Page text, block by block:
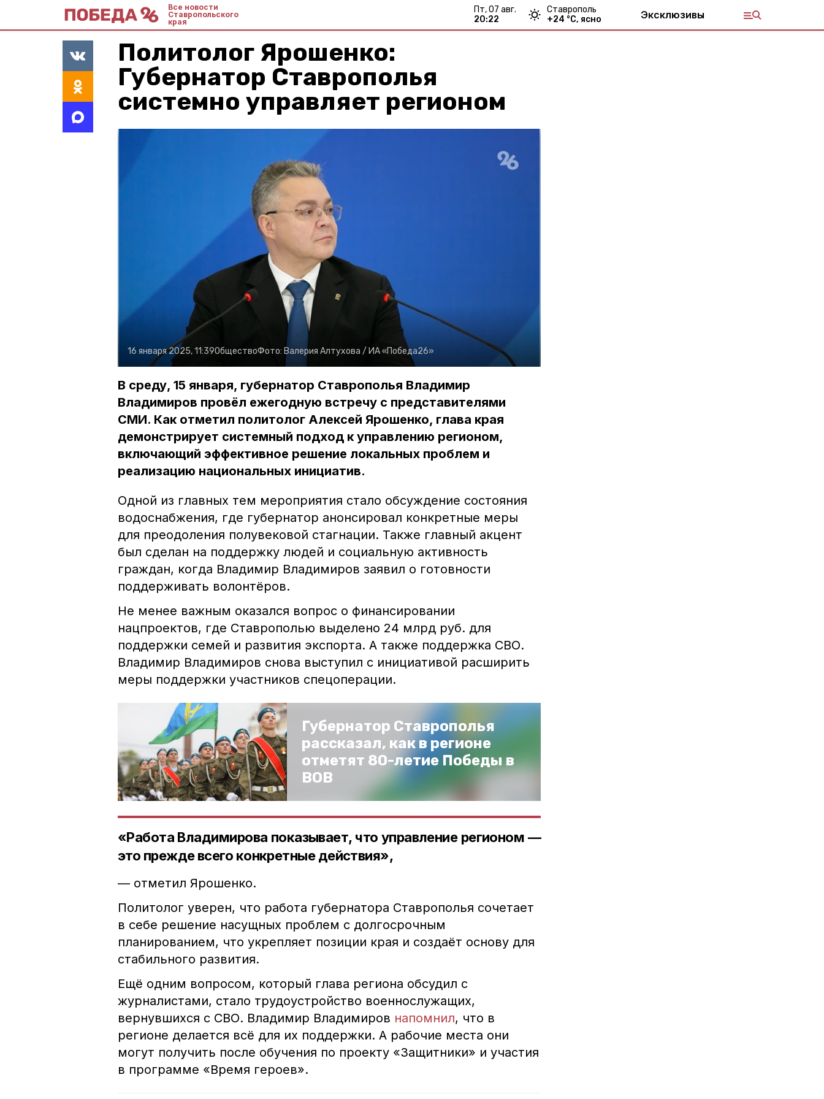
Все новости
Ставропольского
края
пт, 07 авг.
20:22
Ставрополь
+24 °С, ясно Эксклюзивы
Политолог Ярошенко:
Губернатор Ставрополья
системно управляет регионом
16 января 2025, 11:39ОбществоФото: Валерия Алтухова / ИА «Победа26»
В среду, 15 января, губернатор Ставрополья Владимир
Владимиров провёл ежегодную встречу с представителями
СМИ. Как отметил политолог Алексей Ярошенко, глава края
демонстрирует системный подход к управлению регионом,
включающий эффективное решение локальных проблем и
реализацию национальных инициатив.
Одной из главных тем мероприятия стало обсуждение состояния
водоснабжения, где губернатор анонсировал конкретные меры
для преодоления полувековой стагнации. Также главный акцент
был сделан на поддержку людей и социальную активность
граждан, когда Владимир Владимиров заявил о готовности
поддерживать волонтёров.
Не менее важным оказался вопрос о финансировании
нацпроектов, где Ставрополью выделено 24 млрд руб. для
поддержки семей и развития экспорта. А также поддержка СВО.
Владимир Владимиров снова выступил с инициативой расширить
меры поддержки участников спецоперации.
Губернатор Ставрополья
рассказал, как в регионе
отметят 80-летие Победы в
ВОВ
«Работа Владимирова показывает, что управление регионом —
это прежде всего конкретные действия»,
— отметил Ярошенко.
Политолог уверен, что работа губернатора Ставрополья сочетает
в себе решение насущных проблем с долгосрочным
планированием, что укрепляет позиции края и создаёт основу для
стабильного развития.
Ещё одним вопросом, который глава региона обсудил с
журналистами, стало трудоустройство военнослужащих,
вернувшихся с СВО. Владимир Владимиров напомнил, что в
регионе делается всё для их поддержки. А рабочие места они
могут получить после обучения по проекту «Защитники» и участия
в программе «Время героев».